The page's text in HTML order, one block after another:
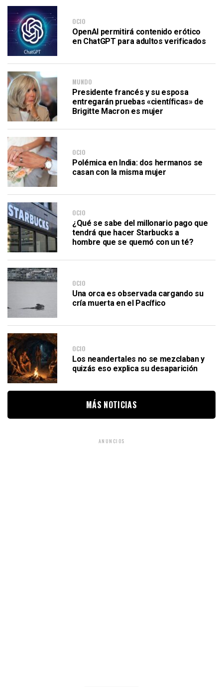
OCIO
OpenAI permitirá contenido erótico
en ChatGPT para adultos verificados
MUNDO
Presidente francés y su esposa
entregarán pruebas «científicas» de
Brigitte Macron es mujer
OCIO
Polémica en India: dos hermanos se
casan con la misma mujer
OCIO
¿Qué se sabe del millonario pago que
tendrá que hacer Starbucks a
hombre que se quemó con un té?
OCIO
Una orca es observada cargando su
cría muerta en el Pacífico
OCIO
Los neandertales no se mezclaban y
quizás eso explica su desaparición
MÁS NOTICIAS
ANUNCIOS